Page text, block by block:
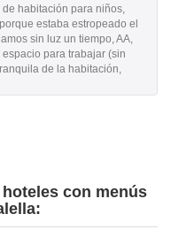
habitación para niños,
estaba estropeado el
sin luz un tiempo, AA,
para trabajar (sin
de la habitación,
con menús